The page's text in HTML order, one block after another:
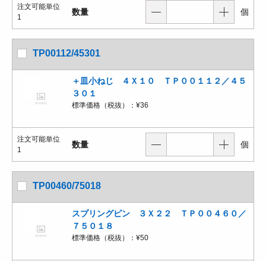
注文可能単位
1
数量 個
TP00112/45301
＋皿小ねじ ４Ｘ１０ ＴＰ００１１２／４５
３０１
標準価格（税抜）： ¥36
注文可能単位
1
数量 個
TP00460/75018
スプリングピン ３Ｘ２２ ＴＰ００４６０／
７５０１８
標準価格（税抜）： ¥50